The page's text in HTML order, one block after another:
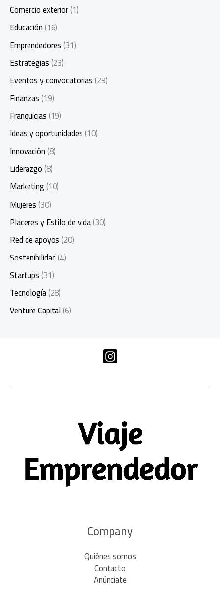
Comercio exterior(1)
Educación(16)
Emprendedores(31)
Estrategias(23)
Eventos y convocatorias(29)
Finanzas(19)
Franquicias(19)
Ideas y oportunidades(10)
Innovación(8)
Liderazgo(8)
Marketing(10)
Mujeres(30)
Placeres y Estilo de vida(30)
Red de apoyos(20)
Sostenibilidad(4)
Startups(31)
Tecnología(28)
Venture Capital(6)
Company
Quiénes somos
Contacto
Anúnciate